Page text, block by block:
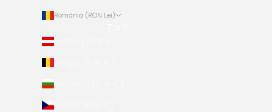
România (RON Lei)
Austria (EUR €)
Bulgaria (EUR €)
Cehia (EUR €)